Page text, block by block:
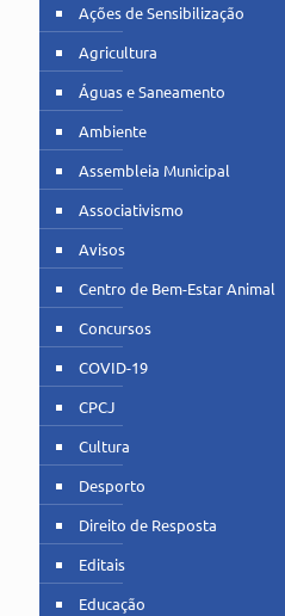
Ações de Sensibilização
Agricultura
Águas e Saneamento
Ambiente
Assembleia Municipal
Associativismo
Avisos
Centro de Bem-Estar Animal
Concursos
COVID-19
CPCJ
Cultura
Desporto
Direito de Resposta
Editais
Educação